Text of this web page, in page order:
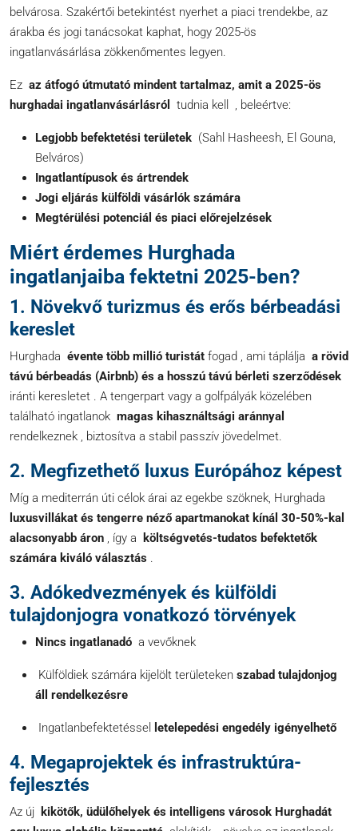
belvárosa. Szakértői betekintést nyerhet a piaci trendekbe, az
árakba és jogi tanácsokat kaphat, hogy 2025-ös
ingatlanvásárlása zökkenőmentes legyen.
Ez az átfogó útmutató mindent tartalmaz, amit a 2025-ös
hurghadai ingatlanvásárlásról
tudnia kell , beleértve:
Legjobb befektetési területek (Sahl Hasheesh, El Gouna,
Belváros)
Ingatlantípusok és ártrendek
Jogi eljárás külföldi vásárlók számára
Megtérülési potenciál és piaci előrejelzések
Miért érdemes Hurghada
ingatlanjaiba fektetni 2025-ben?
1. Növekvő turizmus és erős bérbeadási
kereslet
Hurghada évente több millió turistát fogad , ami táplálja a rövid
távú bérbeadás (Airbnb) és a hosszú távú bérleti szerződések
iránti keresletet . A tengerpart vagy a golfpályák közelében
található ingatlanok magas kihasználtsági aránnyal
rendelkeznek , biztosítva a stabil passzív jövedelmet.
2. Megfizethető luxus Európához képest
Míg a mediterrán úti célok árai az egekbe szöknek, Hurghada
luxusvillákat és tengerre néző apartmanokat kínál 30-50%-kal
alacsonyabb áron , így a
költségvetés-tudatos befektetők
számára kiváló választás .
3. Adókedvezmények és külföldi
tulajdonjogra vonatkozó törvények
Nincs ingatlanadó a vevőknek
Külföldiek számára kijelölt területeken szabad tulajdonjog
áll rendelkezésre
Ingatlanbefektetéssel letelepedési engedély igényelhető
4. Megaprojektek és infrastruktúra-
fejlesztés
Az új
kikötők, üdülőhelyek és intelligens városok Hurghadát